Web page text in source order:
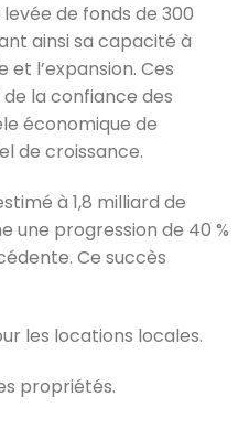
levée de fonds de 300
ainsi sa capacité à
l’expansion. Ces
la confiance des
économique de
de croissance.
à 1,8 milliard de
une progression de 40 %
Ce succès
les locations locales.
propriétés.